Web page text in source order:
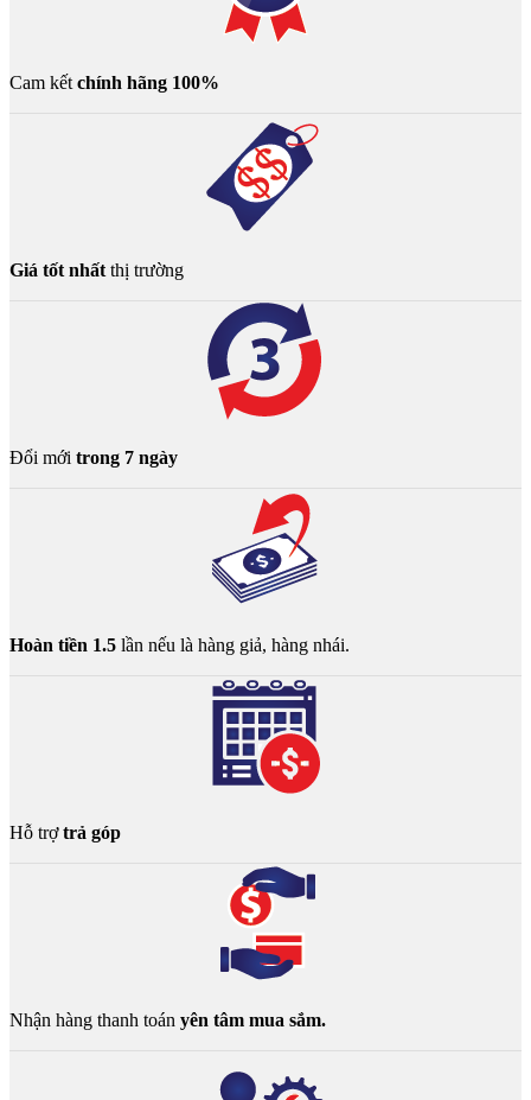
Cam kết chính hãng 100%
Giá tốt nhất thị trường
Đổi mới trong 7 ngày
Hoàn tiền 1.5 lần nếu là hàng giả, hàng nhái.
Hỗ trợtrả góp
Nhận hàng thanh toán yên tâm mua sắm.